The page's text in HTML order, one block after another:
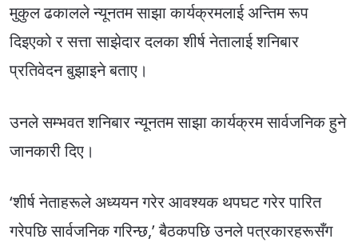
मुकुल ढकालले न्यूनतम साझा कार्यक्रमलाई अन्तिम रूप
दिइएको र सत्ता साझेदार दलका शीर्ष नेतालाई शनिबार
प्रतिवेदन बुझाइने बताए।
उनले सम्भवत शनिबार न्यूनतम साझा कार्यक्रम सार्वजनिक हुने
जानकारी दिए।
‘शीर्ष नेताहरूले अध्ययन गरेर आवश्यक थपघट गरेर पारित
गरेपछि सार्वजनिक गरिन्छ,’ बैठकपछि उनले पत्रकारहरूसँग